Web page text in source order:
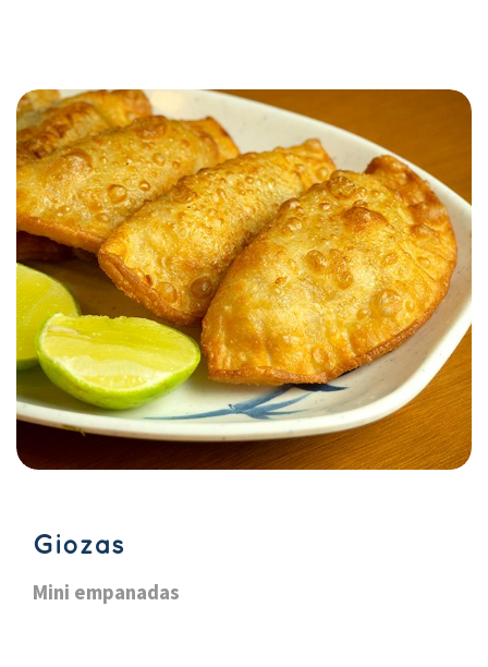
Gioza
Mini empanada